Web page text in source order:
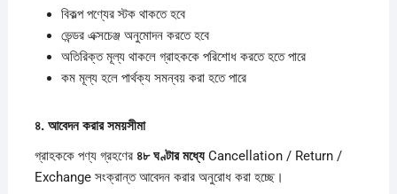
বিকল্প পণ্যের স্টক থাকতে হবে
ভেন্ডর এক্সচেঞ্জ অনুমোদন করতে হবে
অতিরিক্ত মূল্য থাকলে গ্রাহককে পরিশোধ করতে হতে পারে
কম মূল্য হলে পার্থক্য সমন্বয় করা হতে পারে
৪. আবেদনকরারসময়সীমা
গ্রাহককে পণ্য গ্রহণের ৪৮ঘণ্টারমধ্যেCancellation / Return /
Exchange সংক্রান্ত আবেদন করার অনুরোধ করা হচ্ছে।